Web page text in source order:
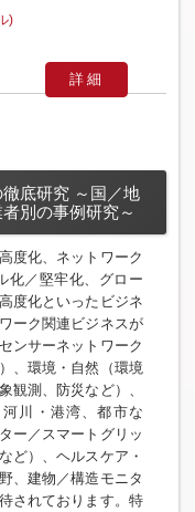
)
詳細
底研究 ～国／地
別の事例研究～
度化、ネットワーク
化／堅牢化、グロー
度化といったビジネ
ーク関連ビジネスが
ンサーネットワーク
、環境・自然（環境
観測、防災など）、
川・港湾、都市な
ー／スマートグリッ
ど）、ヘルスケア・
、建物／構造モニタ
されております。特